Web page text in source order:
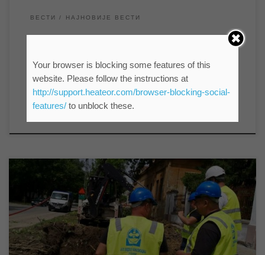
ВЕСТИ НАЈНОВИЈЕ ВЕСТИ
НАСТАВАК ОЧИТАВАЊА
ВОДОМЕРА У ТРИ НАСЕЉЕНА
МЕСТА
У току су радови на санацији квара на водоводној мрежи у
улици Бошка Мијатова, због чега је насеље Дуваника тренутно
без воде. Екипе ЈКП „Водовод и канализација“ тренутно врше
радове на санацији квара на водоводној мрежи у улици Бошка
Мијатова у насељу Дуваника, због чега је ово насеље
Your browser is blocking some features of this
website. Please follow the instructions at
http://support.heateor.com/browser-blocking-social-
features/to unblock these.